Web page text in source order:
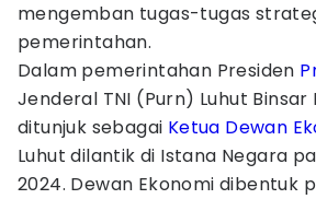
mengemban tugas-tugas
pemerintahan.
Dalam pemerintahan Presiden
Jenderal TNI (Purn) Luhut Binsar
ditunjuk sebagai Ketua Dewan
Luhut dilantik di Istana Negara
2024. Dewan Ekonomi dibentuk